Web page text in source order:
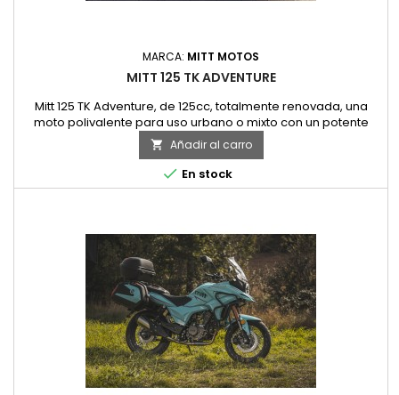
MARCA: MITT MOTOS
MITT 125 TK ADVENTURE
Mitt 125 TK Adventure, de 125cc, totalmente renovada, una
moto polivalente para uso urbano o mixto con un potente
motor, fiable y bonita. Una moto de gran tama&ntilde;o, con
se&ntilde;alizaci&oacute;n led y c&oacute;moda para dos
ocupantes, con posibilidades de personalizaci&oacute;n con
accesorios originales, y de serie nuevo cristal para-
 Añadir al carro
 En stock